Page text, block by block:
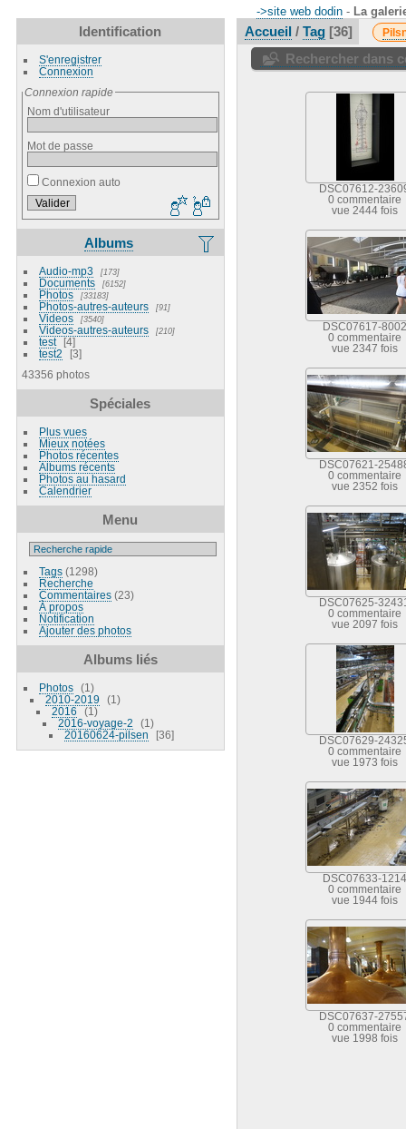
->site web dodin - La
Identification
S'enregistrer
Connexion
Connexion rapide
Nom d'utilisateur
Mot de passe
Connexion auto
Albums
Audio-mp3 173
Documents 6152
Photos 33183
Photos-autres-auteurs 91
Videos 3540
Videos-autres-auteurs 210
test
4
test2
3
43356 photos
Spéciales
Plus vues
Mieux notées
Photos récentes
Albums récents
Photos au hasard
Calendrier
Menu
Tags(1298)
Recherche
Commentaires(23)
À propos
Notification
Ajouter des photos
Albums liés
Photos
1
2010-2019
1
2016
1
2016-voyage-2
1
20160624-pilsen
36
Accueil/ Tag 36
Rechercher dans
DSC07612-
0 commentaire
vue 2444 fois
DSC07617-8002
0 commentaire
vue 2347 fois
DSC07621-
0 commentaire
vue 2352 fois
DSC07625-
0 commentaire
vue 2097 fois
DSC07629-
0 commentaire
vue 1973 fois
DSC07633-1214
0 commentaire
vue 1944 fois
DSC07637-
0 commentaire
vue 1998 fois